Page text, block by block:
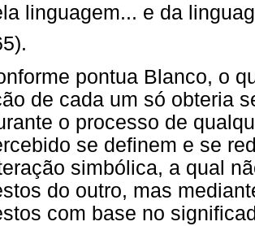
linguagem... e da
pontua Blanco, o
de cada um só obteria
o processo de
se definem e se
simbólica, a qual
do outro, mas
com base no